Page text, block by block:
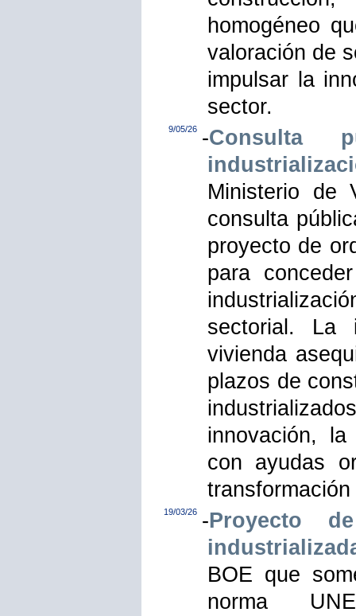
homogéneo
valoración de
impulsar la
sector.
9/05/26 -Consulta
Ministerio de
consulta
proyecto de
para
sectorial. La
vivienda
plazos de
innovación,
con ayudas
19/03/26 -Proyecto
BOE que
norma